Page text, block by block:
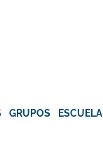
GRUPOS ESCUELA